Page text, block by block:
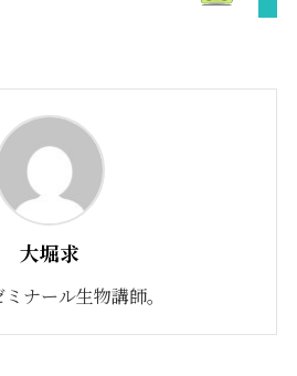
大堀求
ナール生物講師。